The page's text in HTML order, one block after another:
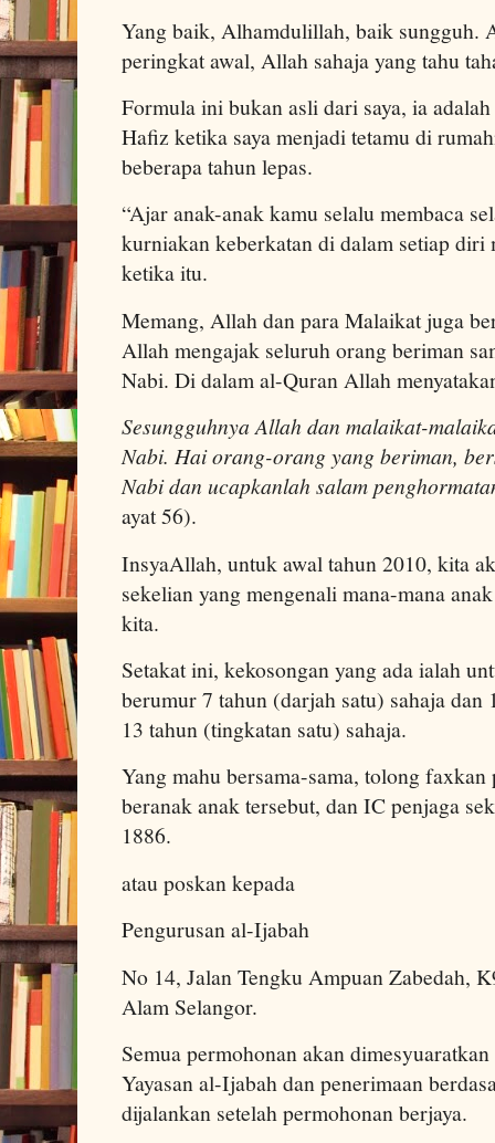
Yang baik, Alhamdulillah, baik sungguh.
peringkat awal, Allah sahaja yang tahu
Formula ini bukan asli dari saya, ia
Hafiz ketika saya menjadi tetamu di
beberapa tahun lepas.
“Ajar anak-anak kamu selalu membaca
kurniakan keberkatan di dalam setiap diri
ketika itu.
Memang, Allah dan para Malaikat juga
Allah mengajak seluruh orang beriman
Nabi. Di dalam al-Quran Allah
Sesungguhnya Allah dan malaikat-
Nabi. Hai orang-orang yang beriman,
Nabi dan ucapkanlah salam
ayat 56).
InsyaAllah, untuk awal tahun 2010, kita
sekelian yang mengenali mana-mana
kita.
Setakat ini, kekosongan yang ada ialah
berumur 7 tahun (darjah satu) sahaja
13 tahun (tingkatan satu) sahaja.
Yang mahu bersama-sama, tolong
beranak anak tersebut, dan IC penjaga
1886.
atau poskan kepada
Pengurusan al-Ijabah
No 14, Jalan Tengku Ampuan Zabedah,
Alam Selangor.
Semua permohonan akan
Yayasan al-Ijabah dan penerimaan
dijalankan setelah permohonan berjaya.